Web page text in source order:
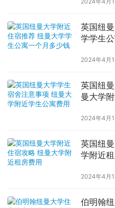
英国纽
学学生
2024年4月
英国纽
曼大学
2024年4月
英国纽
学附近
2024年4月
伯明翰